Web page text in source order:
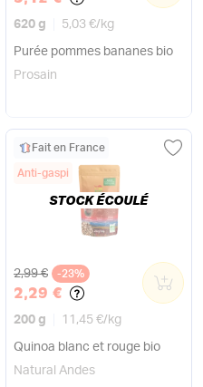
620 g 5,03 €/ kg
Purée pommes bananes bio
Prosain
Fait en France
Anti-gaspi
Ancien prix
2,99 € -23%
2,29 €
200 g 11,45 €/ kg
Quinoa blanc et rouge bio
0
Natural Andes
STOCK ÉCOULÉ